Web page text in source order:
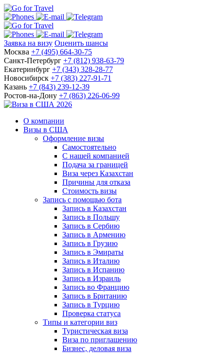
Заявка на визу Оценить шансы
Москва +7 (495) 664-30-75
Санкт-Петербург +7 (812) 938-63-79
Екатеринбург +7 (343) 328-28-77
Новосибирск +7 (383) 227-91-71
Казань +7 (843) 239-12-39
Ростов-на-Дону +7 (863) 226-06-99
О компании
Визы в США
Оформление визы
Самостоятельно
С нашей компанией
Подача за границей
Виза через Казахстан
Причины для отказа
Стоимость визы
Запись с помощью бота
Запись в Казахстан
Запись в Польшу
Запись в Сербию
Запись в Армению
Запись в Грузию
Запись в Эмираты
Запись в Италию
Запись в Испанию
Запись в Израиль
Запись во Францию
Запись в Британию
Запись в Турцию
Проверка статуса
Типы и категории виз
Туристическая виза
Виза по приглашению
Бизнес, деловая виза